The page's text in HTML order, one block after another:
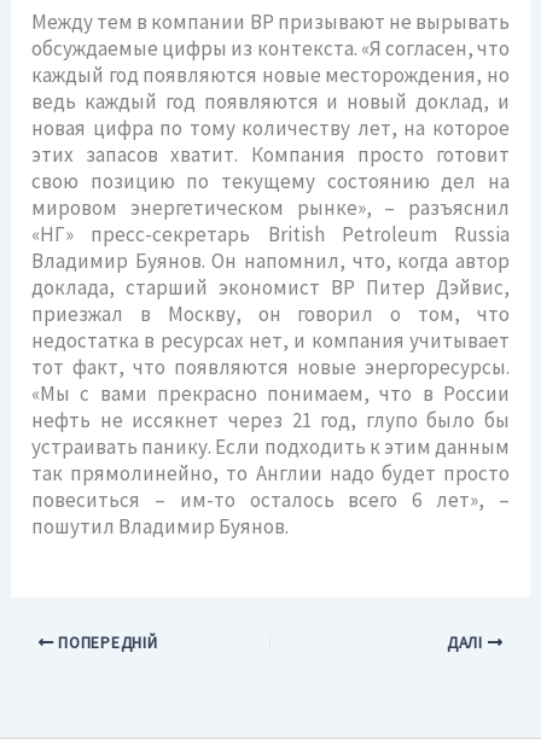
Между тем в компании BP призывают не вырывать
обсуждаемые цифры из контекста. «Я согласен, что
каждый год появляются новые месторождения, но
ведь каждый год появляются и новый доклад, и
новая цифра по тому количеству лет, на которое
этих запасов хватит. Компания просто готовит
свою позицию по текущему состоянию дел на
мировом энергетическом рынке», – разъяснил
«НГ» пресс-секретарь British Petroleum Russia
Владимир Буянов. Он напомнил, что, когда автор
доклада, старший экономист ВР Питер Дэйвис,
приезжал в Москву, он говорил о том, что
недостатка в ресурсах нет, и компания учитывает
тот факт, что появляются новые энергоресурсы.
«Мы с вами прекрасно понимаем, что в России
нефть не иссякнет через 21 год, глупо было бы
устраивать панику. Если подходить к этим данным
так прямолинейно, то Англии надо будет просто
повеситься – им-то осталось всего 6 лет», –
пошутил Владимир Буянов.
ПОПЕРЕДНІЙ ДАЛІ